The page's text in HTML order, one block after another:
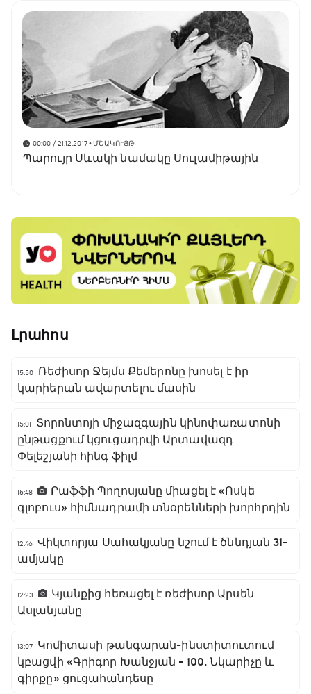
00:00 / 21.12.2017• ՄՇԱԿՈՒՅԹ
Պարույր Սևակի նամակը Սուլամիթային
Լրահոս
15:50
Ռեժիսոր Ջեյմս Քեմերոնը խոսել է իր
կարիերան ավարտելու մասին
15:01
Տորոնտոյի միջազգային կինոփառատոնի
ընթացքում կցուցադրվի Արտավազդ
Փելեշյանի հինգ ֆիլմ
15:48
Րաֆֆի Պողոսյանը միացել է «Ոսկե
գլոբուս» հիմնադրամի տնօրենների խորհրդին
12:46 Վիկտորյա Սահակյանը նշում է ծննդյան 31-
ամյակը
12:23
Կյանքից հեռացել է ռեժիսոր Արսեն
Ասլանյանը
13:07
Կոմիտասի թանգարան-ինստիտուտում
կբացվի «Գրիգոր Խանջյան - 100. Նկարիչը և
գիրքը» ցուցահանդեսը